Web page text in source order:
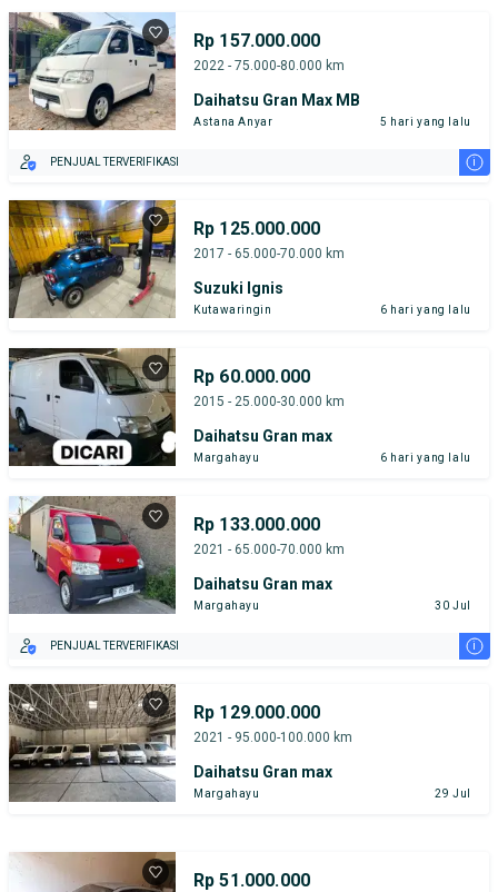
Rp 157.000.000
2022 - 75.000-80.000 km
Daihatsu Gran Max MB
Astana Anyar 5 hari yang lalu
PENJUAL TERVERIFIKASI i
Rp 125.000.000
2017 - 65.000-70.000 km
Suzuki Ignis
Kutawaringin 6 hari yang lalu
Rp 60.000.000
2015 - 25.000-30.000 km
Daihatsu Gran max
Margahayu 6 hari yang lalu
Rp 133.000.000
2021 - 65.000-70.000 km
Daihatsu Gran max
Margahayu 30 Jul
PENJUAL TERVERIFIKASI i
Rp 129.000.000
2021 - 95.000-100.000 km
Daihatsu Gran max
Margahayu 29 Jul
Rp 51.000.000